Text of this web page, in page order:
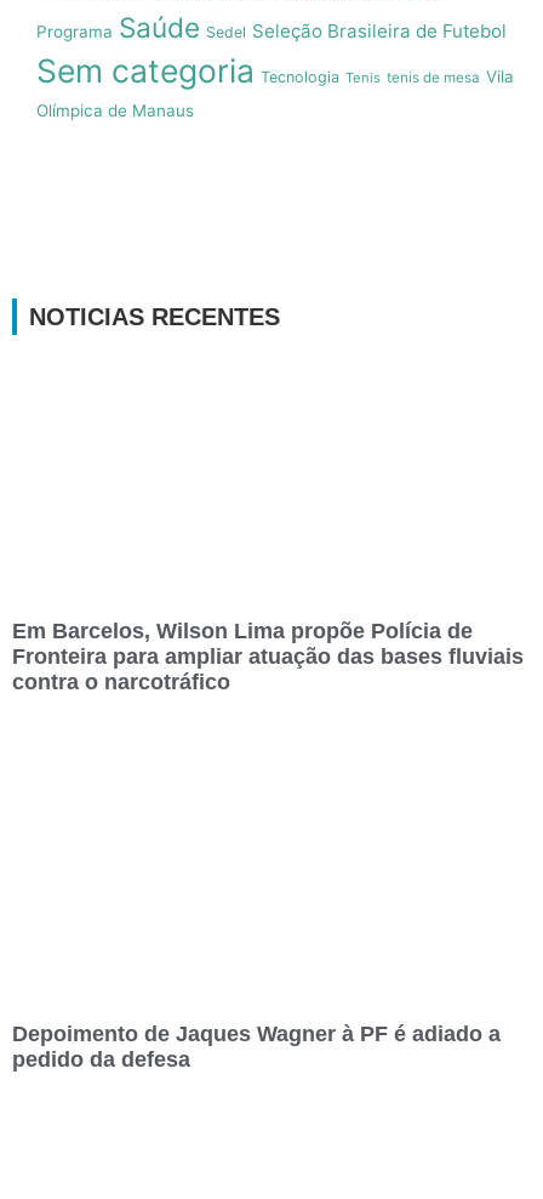
Programa Saúde Sedel Seleção Brasileira de Futebol
Sem categoria Tecnologia Tenis tenis de mesa Vila
Olímpica de Manaus
NOTICIAS RECENTES
Em Barcelos, Wilson Lima propõe Polícia de
Fronteira para ampliar atuação das bases fluviais
contra o narcotráfico
Depoimento de Jaques Wagner à PF é adiado a
pedido da defesa